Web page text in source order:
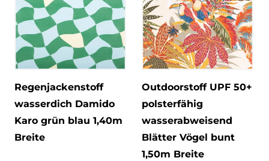
Regenjackenstoff
wasserdich Damido
Karo grün blau 1,40m
Breite
Outdoorstoff UPF 50+
polsterfähig
wasserabweisend
Blätter Vögel bunt
1,50m Breite